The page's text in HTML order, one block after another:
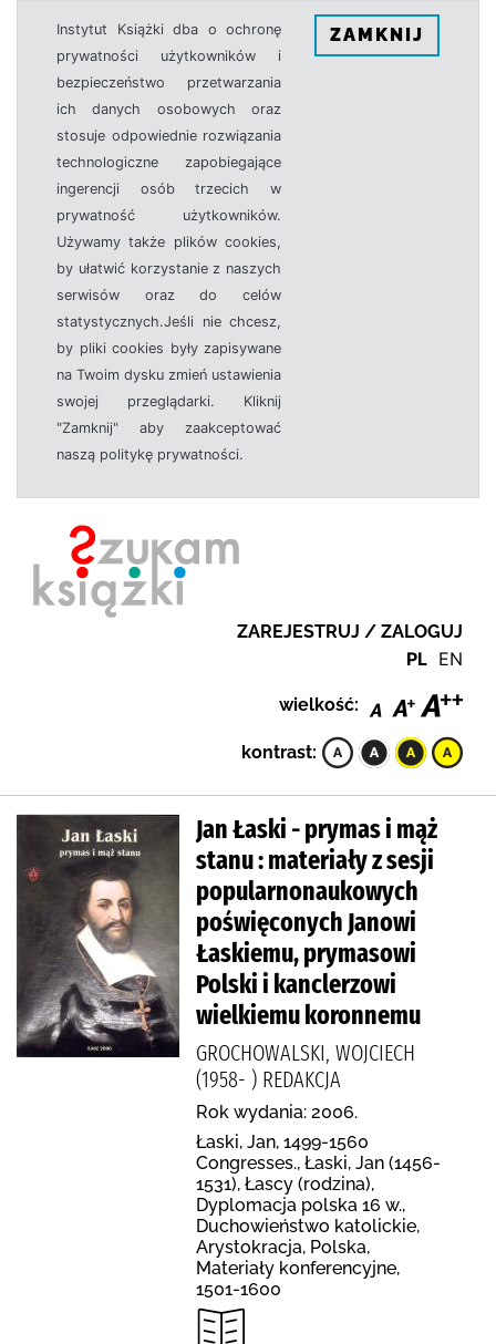
Instytut Książki dba o ochronę
prywatności użytkowników i
bezpieczeństwo przetwarzania
ich danych osobowych oraz
stosuje odpowiednie rozwiązania
technologiczne zapobiegające
ingerencji osób trzecich w
prywatność użytkowników.
Używamy także plików cookies,
by ułatwić korzystanie z naszych
serwisów oraz do celów
statystycznych.Jeśli nie chcesz,
by pliki cookies były zapisywane
na Twoim dysku zmień ustawienia
swojej przeglądarki. Kliknij
"Zamknij" aby zaakceptować
naszą politykę prywatności.
ZAMKNIJ
ZAREJESTRUJ / ZALOGUJ
PL EN
wielkość:
kontrast:
Jan Łaski - prymas i mąż
stanu : materiały z sesji
popularnonaukowych
poświęconych Janowi
Łaskiemu, prymasowi
Polski i kanclerzowi
wielkiemu koronnemu
GROCHOWALSKI, WOJCIECH
(1958- ) REDAKCJA
Rok wydania: 2006.
Łaski, Jan, 1499-1560
Congresses., Łaski, Jan (1456-
1531), Łascy (rodzina),
Dyplomacja polska 16 w.,
Duchowieństwo katolickie,
Arystokracja, Polska,
Materiały konferencyjne,
1501-1600